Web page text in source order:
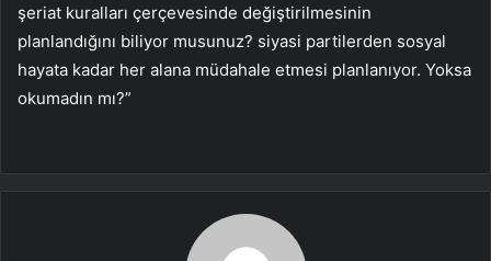
şeriat kuralları çerçevesinde değiştirilmesinin
planlandığını biliyor musunuz? siyasi partilerden sosyal
hayata kadar her alana müdahale etmesi planlanıyor. Yoksa
okumadın mı?”